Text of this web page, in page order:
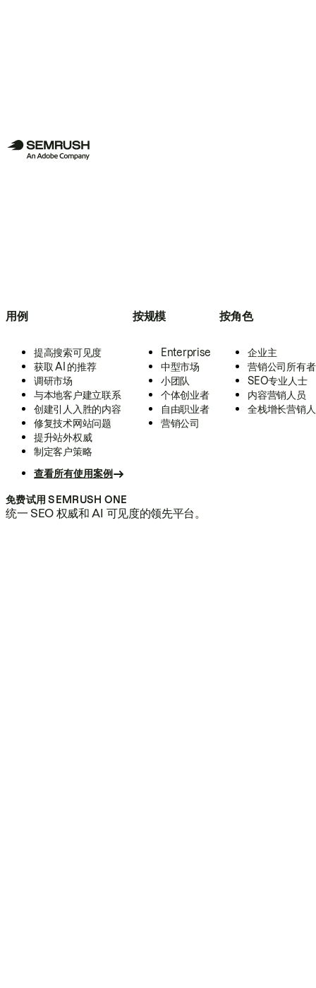
用例
提高搜索可见度
获取 AI 的推荐
调研市场
与本地客户建立联系
创建引人入胜的内容
修复技术网站问题
提升站外权威
制定客户策略
查看所有使用案例
按规模
Enterprise
中型市场
小团队
个体创业者
自由职业者
营销公司
按角色
企业主
营销公司所有者
SEO专业人士
内容营销人员
全栈增长营销
免费试用 SEMRUSH ONE
统一 SEO 权威和 AI 可见度的领先平台。